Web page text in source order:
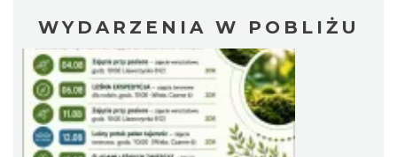
WYDARZENIA W POBLIŻU